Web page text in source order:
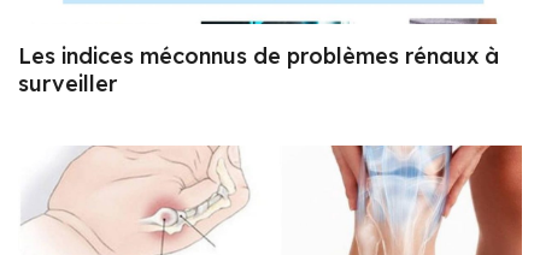
Les indices méconnus de problèmes rénaux à
surveiller